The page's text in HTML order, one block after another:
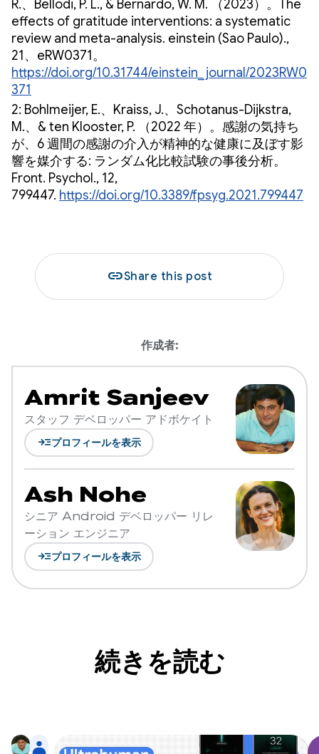
R.、Bellodi, P. L., & Bernardo, W. M. （2023）。The
effects of gratitude interventions: a systematic
review and meta-analysis. einstein (Sao Paulo).,
21、eRW0371。
https://doi.org/10.31744/einstein_journal/2023RW0
371
2: Bohlmeijer, E.、Kraiss, J.、Schotanus-Dijkstra,
M.、& ten Klooster, P. （2022 年）。感謝の気持ち
が、6 週間の感謝の介入が精神的な健康に及ぼす影
響を媒介する: ランダム化比較試験の事後分析。
Front. Psychol., 12,
799447. https://doi.org/10.3389/fpsyg.2021.799447
linkShare this post
作成者:
Amrit Sanjeev
スタッフ デベロッパー アドボケイト
read_moreプロフィールを表示
Ash Nohe
シニア Android デベロッパー リレ
ーション エンジニア
read_moreプロフィールを表示
続きを読む